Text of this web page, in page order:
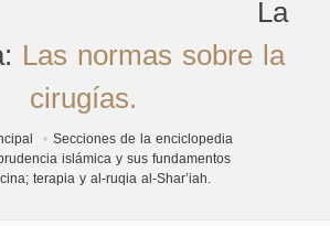
La
Las normas sobre la
cirugías.
Secciones de la enciclopedia
islámica y sus fundamentos
terapia y al-ruqia al-Shar’iah.